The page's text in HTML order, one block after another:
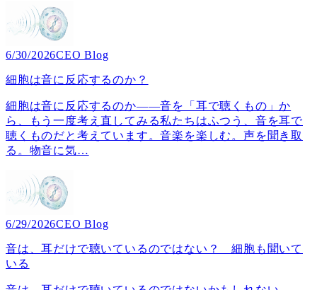
6/30/2026CEO Blog
細胞は音に反応するのか？
細胞は音に反応するのか――音を「耳で聴くもの」か
ら、もう一度考え直してみる私たちはふつう、音を耳で
聴くものだと考えています。音楽を楽しむ。声を聞き取
る。物音に気…
6/29/2026CEO Blog
音は、耳だけで聴いているのではない？ 細胞も聞いて
いる